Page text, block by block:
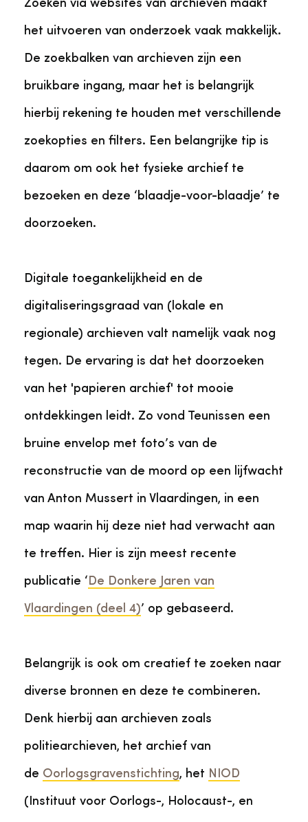
Zoeken via websites van archieven maakt
het uitvoeren van onderzoek vaak makkelijk.
De zoekbalken van archieven zijn een
bruikbare ingang, maar het is belangrijk
hierbij rekening te houden met verschillende
zoekopties en filters. Een belangrijke tip is
daarom om ook het fysieke archief te
bezoeken en deze ‘blaadje-voor-blaadje’ te
doorzoeken.
Digitale toegankelijkheid en de
digitaliseringsgraad van (lokale en
regionale) archieven valt namelijk vaak nog
tegen. De ervaring is dat het doorzoeken
van het 'papieren archief' tot mooie
ontdekkingen leidt. Zo vond Teunissen een
bruine envelop met foto’s van de
reconstructie van de moord op een lijfwacht
van Anton Mussert in Vlaardingen, in een
map waarin hij deze niet had verwacht aan
te treffen. Hier is zijn meest recente
publicatie ‘ De Donkere Jaren van
Vlaardingen (deel 4)’ op gebaseerd.
Belangrijk is ook om creatief te zoeken naar
diverse bronnen en deze te combineren.
Denk hierbij aan archieven zoals
politiearchieven, het archief van
de Oorlogsgravenstichting, het NIOD
(Instituut voor Oorlogs-, Holocaust-, en